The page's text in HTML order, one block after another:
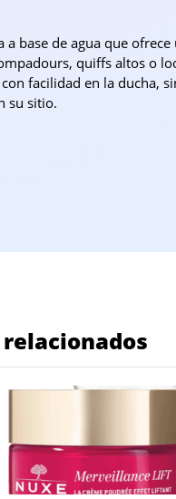
base de agua que
quiffs altos o
facilidad en la ducha,
su sitio.